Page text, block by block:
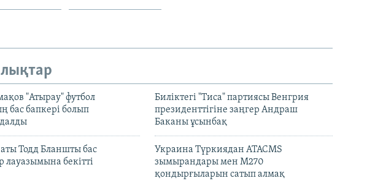
"Атырау" футбол
бас бапкері болып
Биліктегі "Тиса" партиясы Венгрия
президенттігіне заңгер Андраш
Баканы ұсынбақ
Тодд Бланшты бас
лауазымына бекітті
Украина Түркиядан ATACMS
зымырандары мен M270
қондырғыларын сатып алмақ